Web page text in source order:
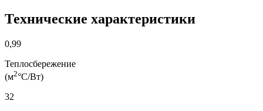
Технические характеристики
0,99
Теплосбережение
(м2°С/Bт)
32